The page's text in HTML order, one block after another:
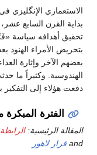
الاستعماري الإنگليزي
بداية القرن السابع
تحقيق أهدافه سياسة
بتحريض الأمراء الهنود
بعضهم الآخر وإثارة
الهندوسية. وكثيراً ما
دفعت هؤلاء إلى
الفترة
المقالة الرئيسية:
and قرار لاهور